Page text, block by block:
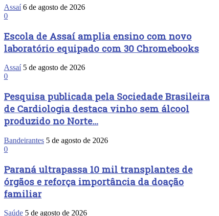
Assaí 6 de agosto de 2026
0
Escola de Assaí amplia ensino com novo
laboratório equipado com 30 Chromebooks
Assaí 5 de agosto de 2026
0
Pesquisa publicada pela Sociedade Brasileira
de Cardiologia destaca vinho sem álcool
produzido no Norte...
Bandeirantes 5 de agosto de 2026
0
Paraná ultrapassa 10 mil transplantes de
órgãos e reforça importância da doação
familiar
Saúde 5 de agosto de 2026